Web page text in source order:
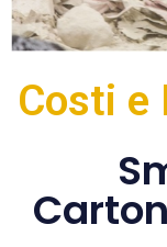
Costi e